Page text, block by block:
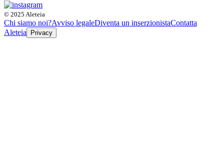
© 2025 Aleteia
Chi siamo noi?Avviso legaleDiventa un inserzionistaContatta
Aleteia
Privacy